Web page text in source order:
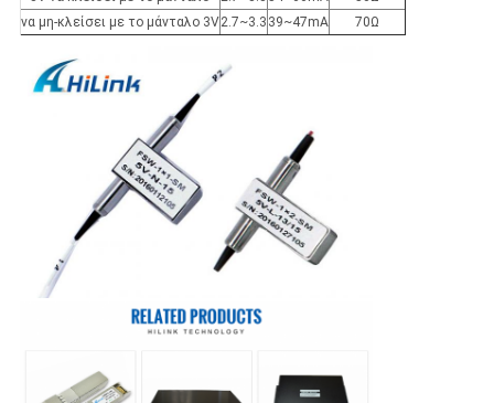
να μη-κλείσει με το μάνταλο 3V2.7~3.3 39~47mA 70Ω